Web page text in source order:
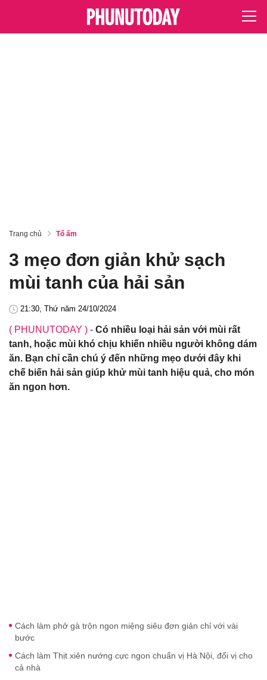
Trang chủ Tổ ấm
3 mẹo đơn giản khử sạch
mùi tanh của hải sản
21:30, Thứ năm 24/10/2024
( PHUNUTODAY ) - Có nhiều loại hải sản với mùi rất
tanh, hoặc mùi khó chịu khiến nhiều người không dám
ăn. Bạn chỉ cần chú ý đến những mẹo dưới đây khi
chế biến hải sản giúp khử mùi tanh hiệu quả, cho món
ăn ngon hơn.
Cách làm phở gà trộn ngon miệng siêu đơn giản chỉ với vài
bước
Cách làm Thịt xiên nướng cực ngon chuẩn vị Hà Nội, đổi vị cho
cả nhà